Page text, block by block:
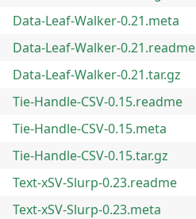
Data-Leaf-Walker-0.21.meta
Data-Leaf-Walker-0.21.readme
Data-Leaf-Walker-0.21.tar.gz
Tie-Handle-CSV-0.15.readme
Tie-Handle-CSV-0.15.meta
Tie-Handle-CSV-0.15.tar.gz
Text-xSV-Slurp-0.23.readme
Text-xSV-Slurp-0.23.meta